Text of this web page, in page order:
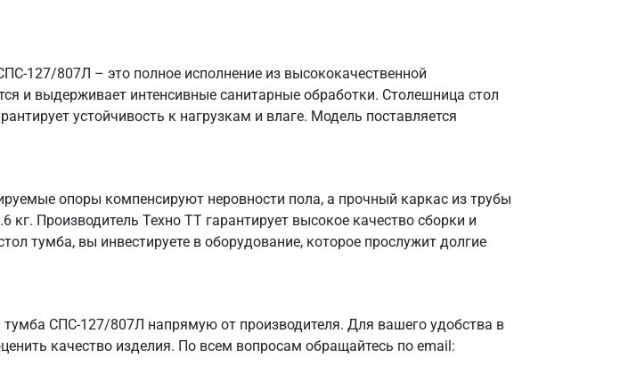
127/807Л – это полное исполнение из высококачественной
и выдерживает интенсивные санитарные обработки. Столешница стол
устойчивость к нагрузкам и влаге. Модель поставляется
опоры компенсируют неровности пола, а прочный каркас из трубы
Производитель Техно ТТ гарантирует высокое качество сборки и
тумба, вы инвестируете в оборудование, которое прослужит долгие
СПС-127/807Л напрямую от производителя. Для вашего удобства в
качество изделия. По всем вопросам обращайтесь по email: